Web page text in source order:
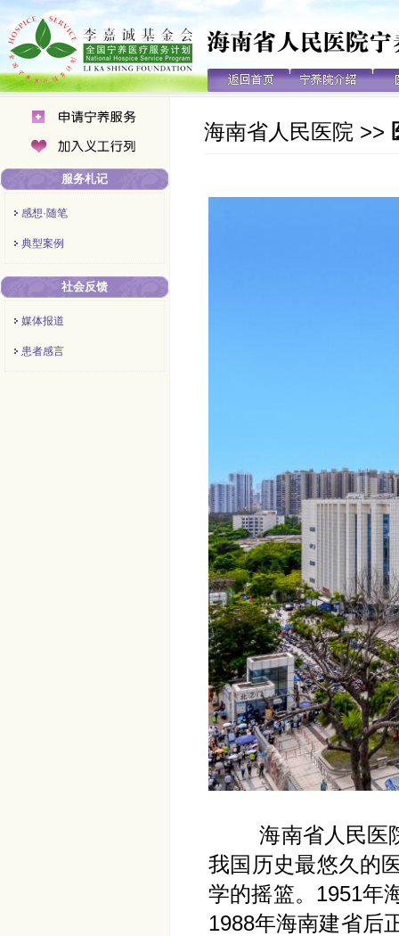
服务札记
感想·随笔
典型案例
社会反馈
媒体报道
患者感言
海南省人民医院 >>
海南省人民医院
我国历史最悠久的
学的摇篮。1951年
1988年海南建省后